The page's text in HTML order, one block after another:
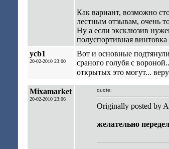
Как вариант, возможно
лестным отзывам, очень
Ну а если эксклюзив
полуспортивная
ycb1
20-02-2010 23:00
Вот и основные
сраного голубя с
открытых это могут...
Mixamarket
20-02-2010 23:06
quote:
Originally posted by
желательно